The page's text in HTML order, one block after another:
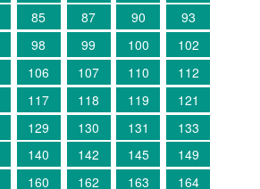
85 87 90
93
98 99 100
102
106 107 110
112
117 118 119
121
129 130 131
133
140 142 145
149
160 162 163 164